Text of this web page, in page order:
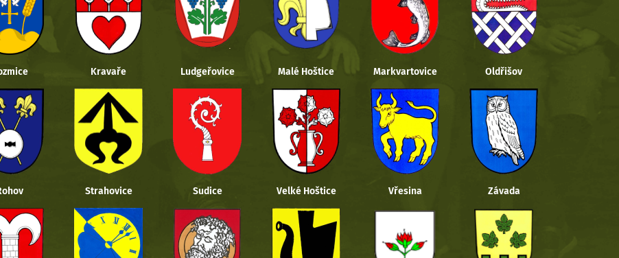
Kravaře Ludgeřovice Malé Hoštice Markvartovice Oldřišov
Strahovice Sudice Velké Hoštice Vřesina Závada